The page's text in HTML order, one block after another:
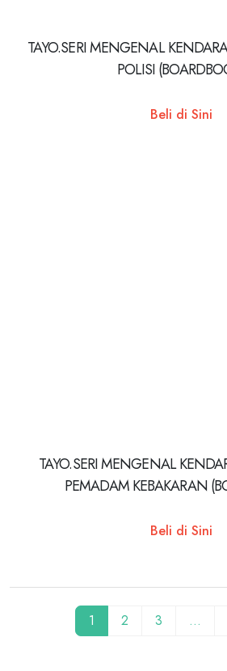
TAYO.SERI MENGENAL
POLISI
Beli di Sini
TAYO.SERI MENGENAL
PEMADAM KEBAKARAN
Beli di Sini
1 2 3 …